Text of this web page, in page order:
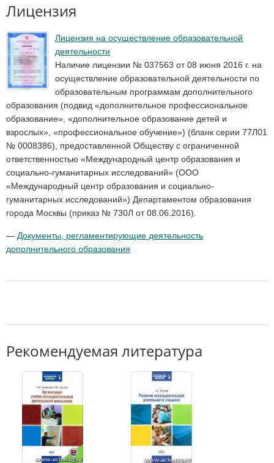
Лицензия
Лицензия на осуществление образовательной
деятельности
Наличие лицензии № 037563 от 08 июня 2016 г. на
осуществление образовательной деятельности по
образовательным программам дополнительного
образования (подвид «дополнительное профессиональное
образование», «дополнительное образование детей и
взрослых», «профессиональное обучение») (бланк серии 77Л01
№ 0008386), предоставленной Обществу с ограниченной
ответственностью «Международный центр образования и
социально-гуманитарных исследований» (ООО
«Международный центр образования и социально-
гуманитарных исследований») Департаментом образования
города Москвы (приказ № 730Л от 08.06.2016).
— Документы, регламентирующие деятельность
дополнительного образования
Рекомендуемая литература